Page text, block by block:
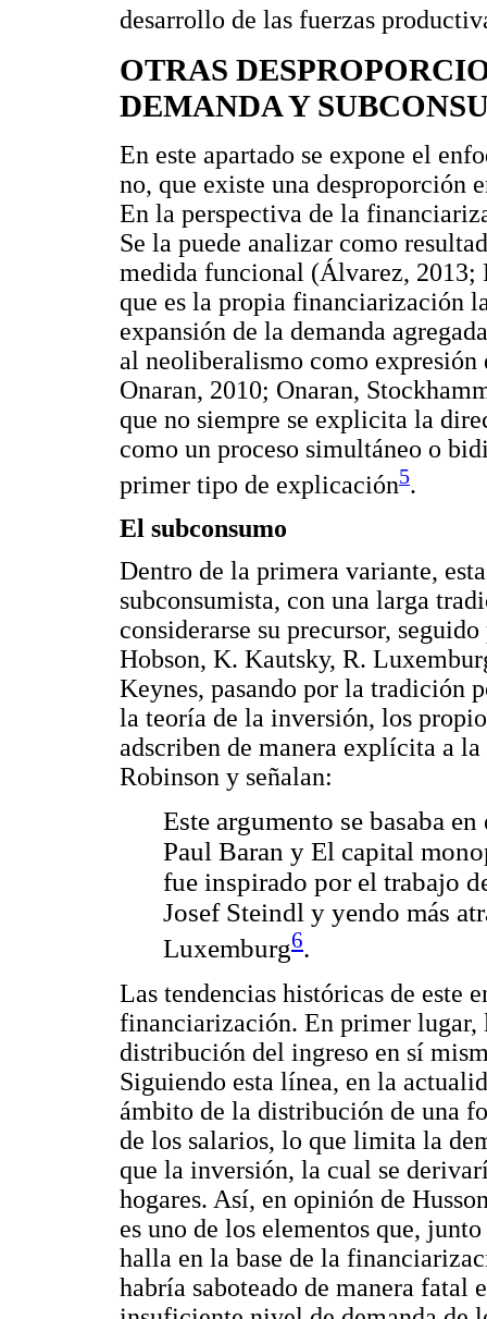
desarrollo de las fuerzas
OTRAS
DEMANDA Y
En este apartado se expone el
no, que existe una desproporción
En la perspectiva de la
Se la puede analizar como
medida funcional (Álvarez, 2013;
que es la propia financiarización
expansión de la demanda
al neoliberalismo como
Onaran, 2010; Onaran,
que no siempre se explicita la
como un proceso simultáneo o
primer tipo de explicación5.
El subconsumo
Dentro de la primera variante,
subconsumista, con una larga
considerarse su precursor,
Hobson, K. Kautsky, R.
Keynes, pasando por la tradición
la teoría de la inversión, los
adscriben de manera explícita a
Robinson y señalan:
Este argumento se basaba
Paul Baran y El capital
fue inspirado por el trabajo
Josef Steindl y yendo más
Luxemburg6.
Las tendencias históricas de este
financiarización. En primer lugar,
distribución del ingreso en sí
Siguiendo esta línea, en la
ámbito de la distribución de una
de los salarios, lo que limita la
que la inversión, la cual se
hogares. Así, en opinión de
es uno de los elementos que,
halla en la base de la
habría saboteado de manera fatal